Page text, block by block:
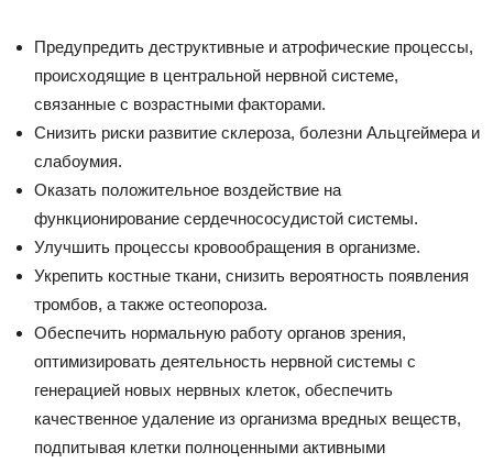
Предупредить деструктивные и атрофические процессы,
происходящие в центральной нервной системе,
связанные с возрастными факторами.
Снизить риски развитие склероза, болезни Альцгеймера и
слабоумия.
Оказать положительное воздействие на
функционирование сердечнососудистой системы.
Улучшить процессы кровообращения в организме.
Укрепить костные ткани, снизить вероятность появления
тромбов, а также остеопороза.
Обеспечить нормальную работу органов зрения,
оптимизировать деятельность нервной системы с
генерацией новых нервных клеток, обеспечить
качественное удаление из организма вредных веществ,
подпитывая клетки полноценными активными